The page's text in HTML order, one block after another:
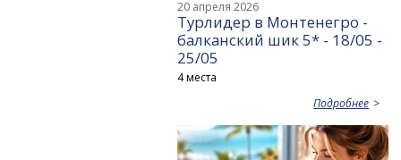
20 апреля 2026
Турлидер в Монтенегро -
балканский шик 5* - 18/05 -
25/05
4 места
Подробнее